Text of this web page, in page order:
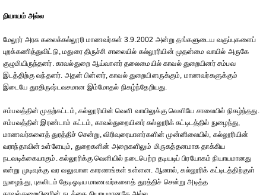
நியாயம் அல்ல
மேலூர் அரசு கலைக்கல்லூரி மாணவர்கள் 3.9.2002 அன்று தங்களுடைய வகுப்புகளைப்
புறக்கணித்துவிட்டு, மதுரை திருச்சி சாலையில் கல்லூரியின் முதன்மை வாயில் அருகே
குழுமியிருந்தனர். காவல்துறை ஆய்வாளர் தலைமையில் காவல் துறையினர் சம்பவ
இடத்திற்கு வந்தனர். அதன் பின்னர், காவல் துறையினருக்கும், மாணவர்களுக்கும்
இடையே துரதிருஷ்டவசமான இம்மோதல் நிகழ்ந்தேறியது.
சம்பவத்தின் முதற்கட்டம், கல்லூரியின் வெளி வாயிலுக்கு வெளியே சாலையில் நிகழ்ந்தது.
சம்பவத்தின் இரண்டாம் கட்டம், காவல்துறையினர் கல்லூரிக் கட்டிடத்தில் நுழைந்து,
மாணவர்களைத் துரத்திச் சென்று, விரிவுரையாளர்களின் முன்னிலையில், கல்லூரியின்
வராந்தாவின் உள்ளேயும், துறைகளின் அறைகளிலும் மிருகத்தனமாக தாக்கிய
நடவடிக்கையாகும். கல்லூரிக்கு வெளியில் நடைபெற்ற தடியடிப் பிரயோகம் நியாயமானது
என்று முடிவுக்கு வர வலுவான காரணங்கள் உள்ளன. ஆனால், கல்லூரிக் கட்டிடத்திற்குள்
நுழைந்து, புகலிடம் தேடிஓடிய மாணவர்களைத் துரத்திச் சென்று அடித்த